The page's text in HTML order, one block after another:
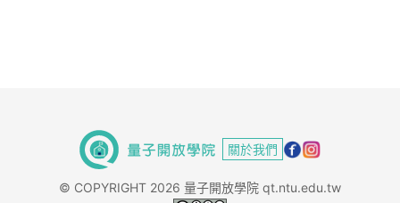
關於我們
© COPYRIGHT 2026 量子開放學院 qt.ntu.edu.tw